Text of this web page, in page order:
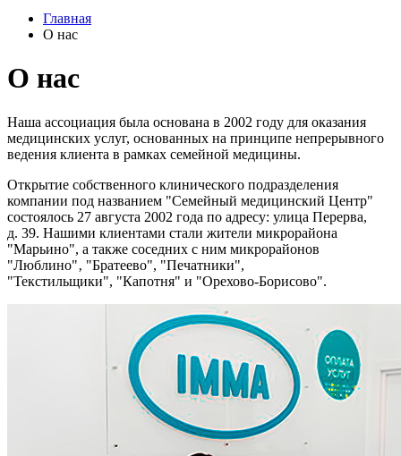
Главная
О нас
О нас
Наша ассоциация была основана в 2002 году для оказания
медицинских услуг, основанных на принципе непрерывного
ведения клиента в рамках семейной медицины.
Открытие собственного клинического подразделения
компании под названием "Семейный медицинский Центр"
состоялось 27 августа 2002 года по адресу: улица Перерва,
д. 39. Нашими клиентами стали жители микрорайона
"Марьино", а также соседних с ним микрорайонов
"Люблино"‚ "Братеево", "Печатники",
"Текстильщики", "Капотня" и "Орехово-Борисово".